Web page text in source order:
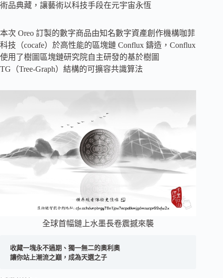
術品典藏，讓藝術以科技手段在元宇宙永恆
本次 Oreo 訂製的數字商品由知名數字資產創作機構咖菲
科技（cocafe）於高性能的區塊鏈 Conflux 鑄造，Conflux
使用了樹圖區塊鏈研究院自主研發的基於樹圖
TG（Tree-Graph）結構的可擴容共識算法
全球首幅鏈上水墨長卷震撼來襲
收藏一塊永不過期、獨一無二的奧利奧
讓你站上潮流之巔，成為天選之子